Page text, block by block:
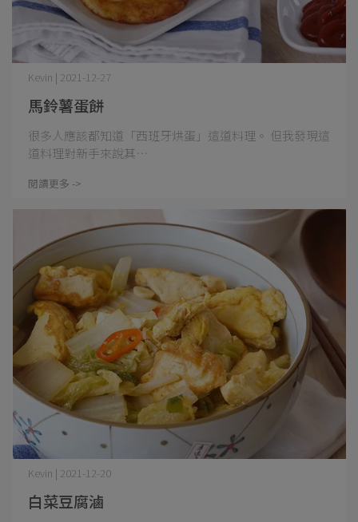
馬鈴薯蛋餅
Kevin | 2021-12-27
很多人應該都知道「西班牙烘蛋」這道料理。 但我發現這
道料理對新手來說其⋯
閱讀更多 ->
白菜豆腐滷
Kevin | 2021-12-20